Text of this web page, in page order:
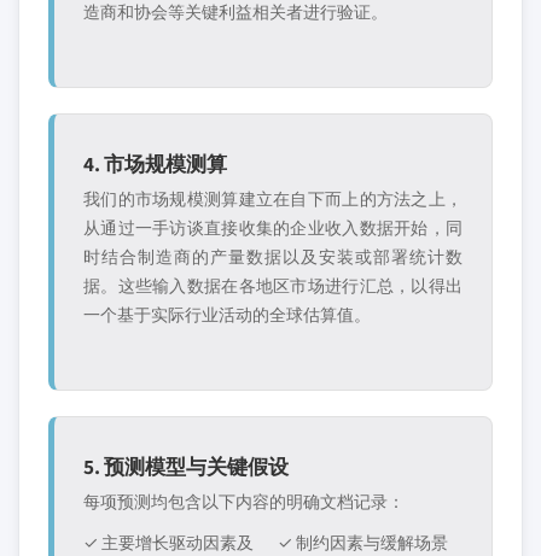
造商和协会等关键利益相关者进行验证。
4. 市场规模测算
我们的市场规模测算建立在自下而上的方法之上，
从通过一手访谈直接收集的企业收入数据开始，同
时结合制造商的产量数据以及安装或部署统计数
据。这些输入数据在各地区市场进行汇总，以得出
一个基于实际行业活动的全球估算值。
5. 预测模型与关键假设
每项预测均包含以下内容的明确文档记录：
✓ 主要增长驱动因素及
✓ 制约因素与缓解场景